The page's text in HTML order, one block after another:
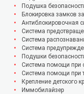
Подушка
Блокировка замков
Антиблокировочная
Система
Система
Система
Подушки
Система помощи при
Система помощи при
Крепление детского
Иммобилайзер